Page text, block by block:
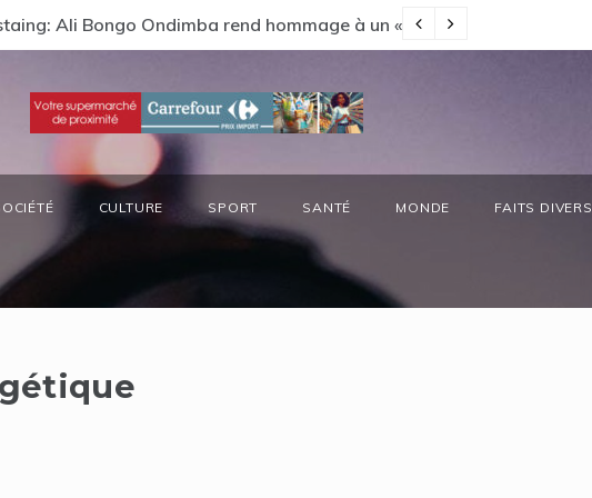
Ali Bongo Ondimba rend hommage à un « passionné d’Afrique »
CULTURE SPORT SANTÉ MONDE FAITS DIVERS